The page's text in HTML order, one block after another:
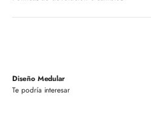
Diseño Medular